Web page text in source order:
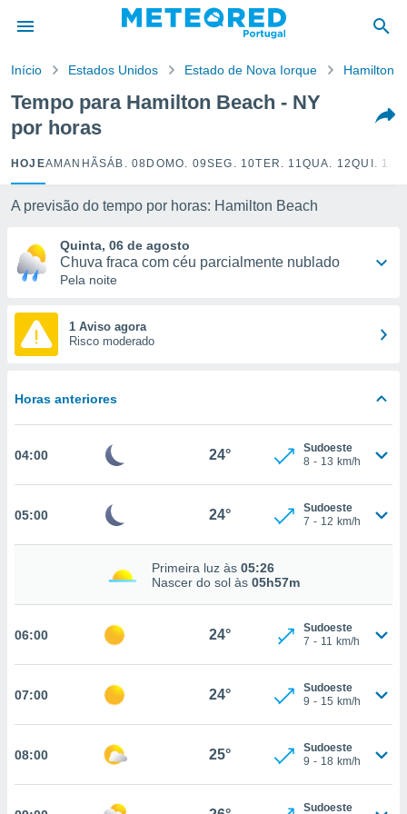
da
foi
para
fornecidas
a este
e
digital
ou
permite-
todos os
o
um perfil
e
Início Estados Unidos Estado de Nova Iorque Hamilton
Tempo para Hamilton Beach - NY
por horas
HOJEAMANHÃSÁB. 08 DOMO. 09SEG. 10TER. 11QUA. 12QUI. 13
A previsão do tempo por horas: Hamilton Beach
Quinta, 06 de agosto
Chuva fraca com céu parcialmente nublado
Pela noite
1 Aviso agora
Risco moderado
Horas anteriores
04:00 24°
Sudoeste
8 - 13 km/h
05:00 24°
Sudoeste
7 - 12 km/h
Primeira luz às 05:26
Nascer do sol às 05h57m
06:00 24°
Sudoeste
7 - 11 km/h
07:00 24°
Sudoeste
9 - 15 km/h
08:00 25°
Sudoeste
9 - 18 km/h
Sudoeste